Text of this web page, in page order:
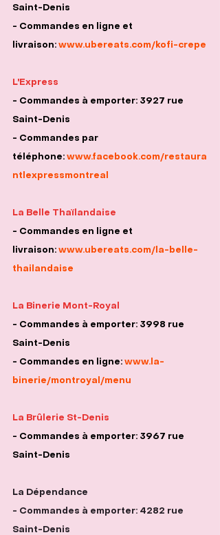
Saint-Denis
- Commandes en ligne et
livraison: www.ubereats.com/kofi-crepe
L'Express
- Commandes à emporter: 3927 rue
Saint-Denis
- Commandes par
téléphone: www.facebook.com/restaura
ntlexpressmontreal
La Belle Thaïlandaise
- Commandes en ligne et
livraison: www.ubereats.com/la-belle-
thailandaise
La Binerie Mont-Royal
- Commandes à emporter: 3998 rue
Saint-Denis
- Commandes en ligne: www.la-
binerie/montroyal/menu
La Brûlerie St-Denis
- Commandes à emporter: 3967 rue
Saint-Denis
La Dépendance
- Commandes à emporter: 4282 rue
Saint-Denis